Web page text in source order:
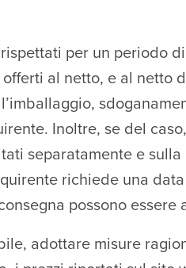
per un periodo
al netto, e al netto
Inoltre, se del
separatamente e
richiede una
possono essere
adottare misure